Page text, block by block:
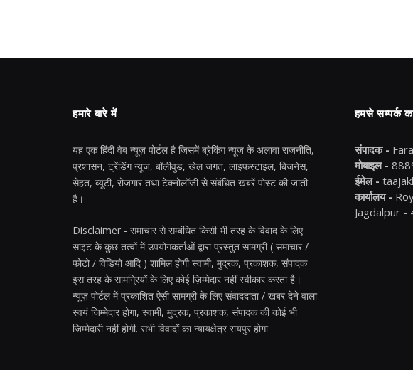
हमारे बारे में
यह एक हिंदी वेब न्यूज़ पोर्टल है जिसमें ब्रेकिंग न्यूज़ के अलावा राजनीति,
प्रशासन, ट्रेंडिंग न्यूज, बॉलीवुड, खेल जगत, लाइफस्टाइल, बिजनेस,
सेहत, ब्यूटी, रोजगार तथा टेक्नोलॉजी से संबंधित खबरें पोस्ट की जाती
है।
Disclaimer - समाचार से सम्बंधित किसी भी तरह के विवाद के लिए
साइट के कुछ तत्वों में उपयोगकर्ताओं द्वारा प्रस्तुत सामग्री ( समाचार /
फोटो / विडियो आदि ) शामिल होगी स्वामी, मुद्रक, प्रकाशक, संपादक
इस तरह के सामग्रियों के लिए कोई ज़िम्मेदार नहीं स्वीकार करता है।
न्यूज़ पोर्टल में प्रकाशित ऐसी सामग्री के लिए संवाददाता / खबर देने वाला
स्वयं जिम्मेदार होगा, स्वामी, मुद्रक, प्रकाशक, संपादक की कोई भी
जिम्मेदारी नहीं होगी. सभी विवादों का न्यायक्षेत्र रायपुर होगा
हमसे सम्पर्क
संपादक -
मोबाइल -
ईमेल -
कार्यालय -
Jagdalpur -